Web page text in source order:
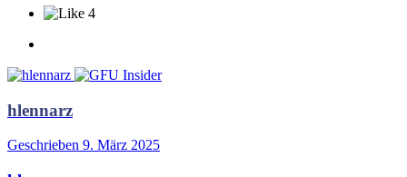
4
hlennarz
Geschrieben 9. März 2025